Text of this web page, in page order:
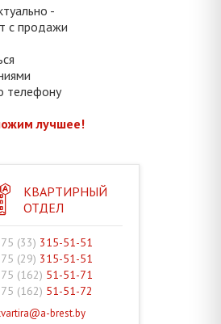
-
с продажи
телефону
лучшее!
КВАРТИРНЫЙ
ОТДЕЛ
(33) 315-51-51
(29) 315-51-51
(162) 51-51-71
(162) 51-51-72
brest.by